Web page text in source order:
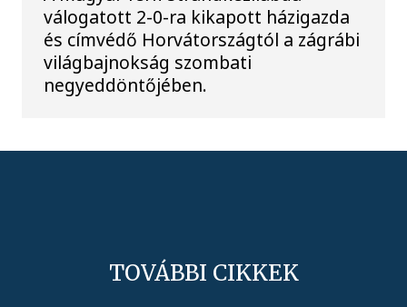
válogatott 2-0-ra kikapott házigazda
és címvédő Horvátországtól a zágrábi
világbajnokság szombati
negyeddöntőjében.
TOVÁBBI CIKKEK